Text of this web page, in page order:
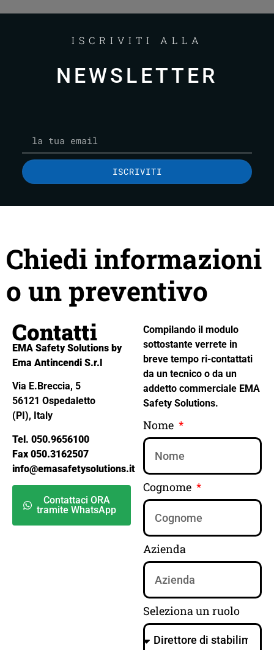
ISCRIVITI ALLA
NEWSLETTER
ISCRIVITI
Chiedi informazioni
o un preventivo
Contatti
EMA Safety Solutions by
Ema Antincendi S.r.l
Via E.Breccia, 5
56121 Ospedaletto
(PI), Italy
Tel. 050.9656100
Fax 050.3162507
info@emasafetysolutions.it
Contattaci ORA
tramite WhatsApp
Compilando il modulo
sottostante verrete in
breve tempo ri-contattati
da un tecnico o da un
addetto commerciale EMA
Safety Solutions.
Nome
Cognome
Azienda
Seleziona un ruolo